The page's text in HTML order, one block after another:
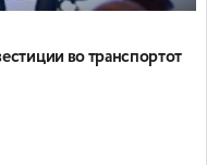
во транспортот